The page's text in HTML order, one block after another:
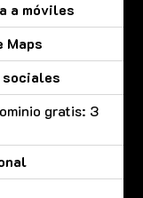
a móviles
Maps
sociales
gratis: 3